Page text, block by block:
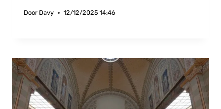
Door Davy 12/12/2025 14:46